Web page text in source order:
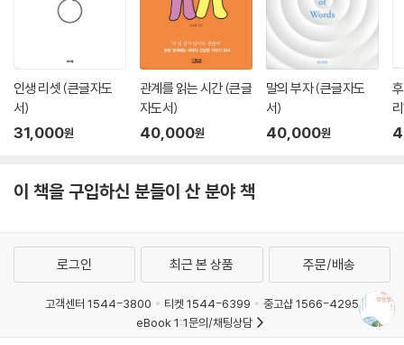
인생 리셋 (큰글자도
서)
31,000원
관계를 읽는 시간 (큰글
자도서)
40,000원
말의 부자 (큰글자도
서)
40,000원
이 책을 구입하신 분들이 산 분야 책
로그인 최근 본 상품 주문/배송
고객센터 1544-3800 티켓 1544-6399
중고샵 1566-4295
eBook 1:1문의/채팅상담